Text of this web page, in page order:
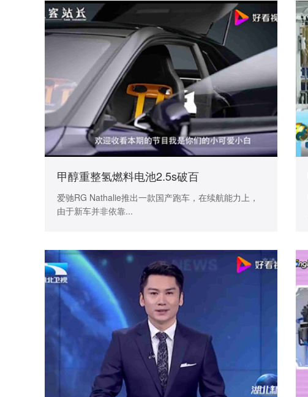
甲醇重整氢燃料电池2.5s破百
爱驰RG Nathalie推出一款国产跑车，在续航能力上，
由于新车并非依靠...